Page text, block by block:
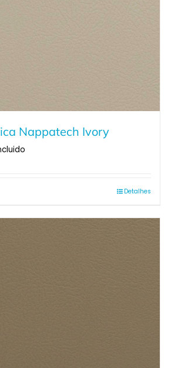
Nappatech Ivory
Detalhes